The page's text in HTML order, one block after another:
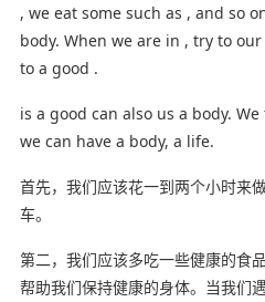
, we eat some such as , and so
body. When we are in , try to
to a good .
is a good can also us a body.
we can have a body, a life.
首先，我们应该花一到两个小时来
车。
第二，我们应该多吃一些健康的食
帮助我们保持健康的身体。当我们